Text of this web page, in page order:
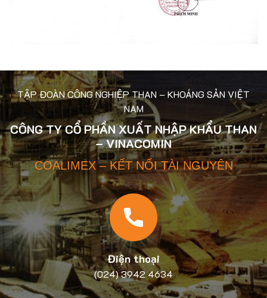
TẬP ĐOÀN CÔNG NGHIỆP THAN – KHOÁNG SẢN VIỆT
NAM
CÔNG TY CỔ PHẦN XUẤT NHẬP KHẨU THAN
– VINACOMIN
COALIMEX – KẾT NỐI TÀI NGUYÊN
Điện thoại
(024) 3942 4634